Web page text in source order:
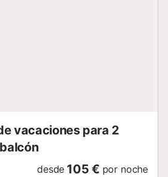
vacaciones para 2
desde 105 € por noche